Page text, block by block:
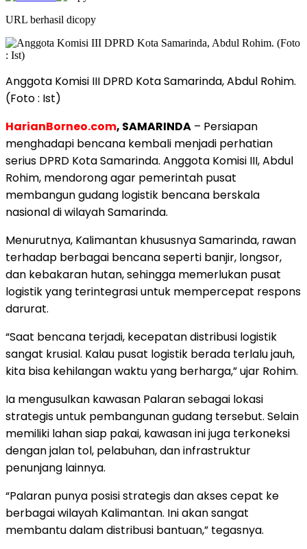
URL berhasil dicopy
Anggota Komisi III DPRD Kota Samarinda, Abdul Rohim.
(Foto : Ist)
HarianBorneo.com, SAMARINDA – Persiapan
menghadapi bencana kembali menjadi perhatian
serius DPRD Kota Samarinda. Anggota Komisi III, Abdul
Rohim, mendorong agar pemerintah pusat
membangun gudang logistik bencana berskala
nasional di wilayah Samarinda.
Menurutnya, Kalimantan khususnya Samarinda, rawan
terhadap berbagai bencana seperti banjir, longsor,
dan kebakaran hutan, sehingga memerlukan pusat
logistik yang terintegrasi untuk mempercepat respons
darurat.
“Saat bencana terjadi, kecepatan distribusi logistik
sangat krusial. Kalau pusat logistik berada terlalu jauh,
kita bisa kehilangan waktu yang berharga,” ujar Rohim.
Ia mengusulkan kawasan Palaran sebagai lokasi
strategis untuk pembangunan gudang tersebut. Selain
memiliki lahan siap pakai, kawasan ini juga terkoneksi
dengan jalan tol, pelabuhan, dan infrastruktur
penunjang lainnya.
“Palaran punya posisi strategis dan akses cepat ke
berbagai wilayah Kalimantan. Ini akan sangat
membantu dalam distribusi bantuan,” tegasnya.